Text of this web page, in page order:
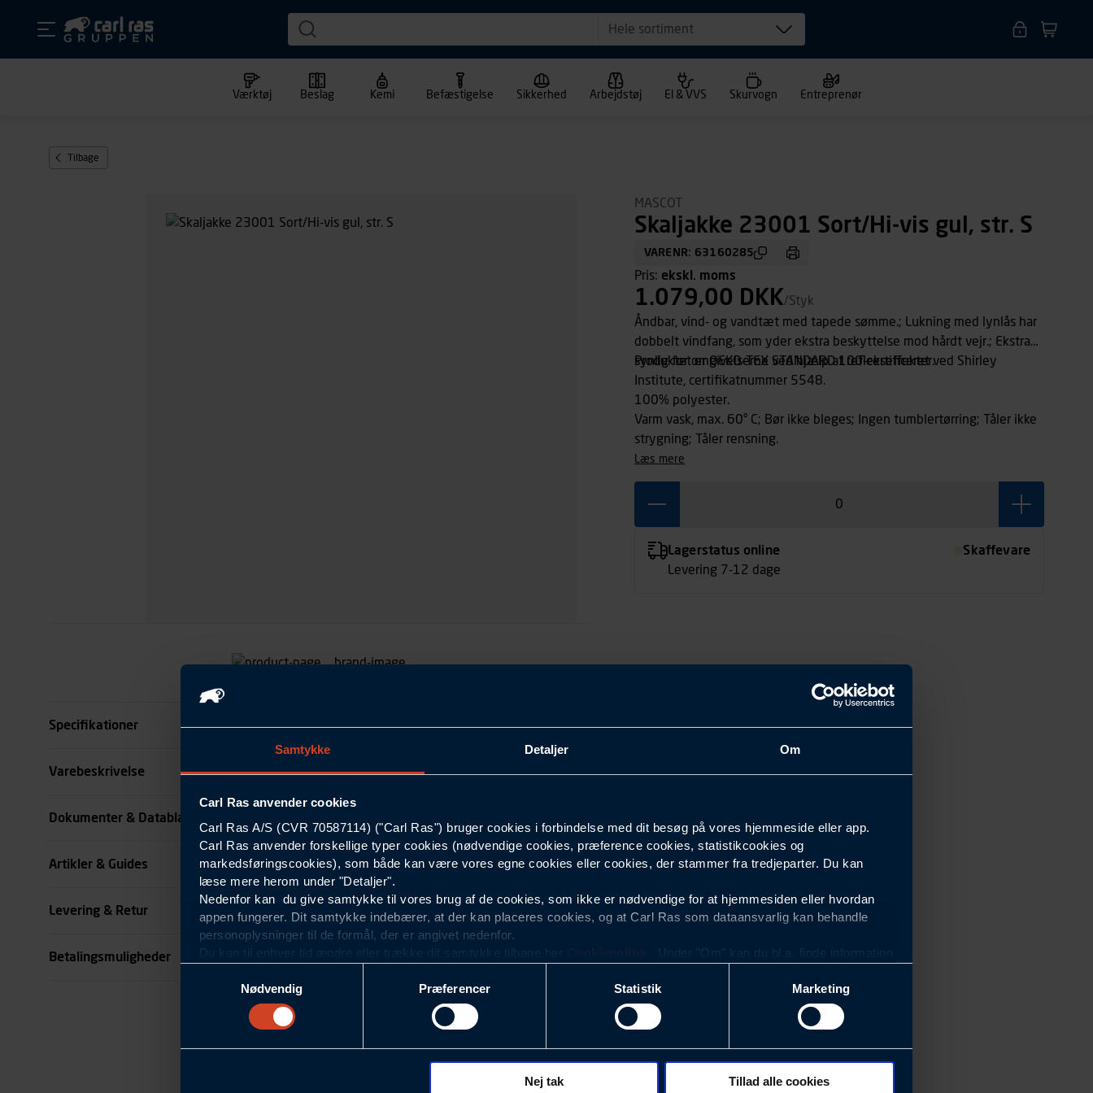
Samtykke Detaljer Om
Carl Ras anvender cookies
Carl Ras A/S (CVR 70587114) ("Carl Ras") bruger cookies i forbindelse med dit besøg på vores hjemmeside eller app.
Carl Ras anvender forskellige typer cookies (nødvendige cookies, præference cookies, statistikcookies og
markedsføringscookies), som både kan være vores egne cookies eller cookies, der stammer fra tredjeparter. Du kan
læse mere herom under "Detaljer".
Nedenfor kan du give samtykke til vores brug af de cookies, som ikke er nødvendige for at hjemmesiden eller hvordan
appen fungerer. Dit samtykke indebærer, at der kan placeres cookies, og at Carl Ras som dataansvarlig kan behandle
personoplysninger til de formål, der er angivet nedenfor.
Du kan til enhver tid ændre eller trække dit samtykke tilbage her
. Under "Om" kan du bl.a. finde information
Statistikcookies
Carl Ras anvender statistikcookies med det formål at optimere design, brugervenlighed og effektiviteten af vores
hjemmeside og apps, herunder analyser af, hvilke oplysninger der er mest populære, og som derfor skal være nemme at
færden på siderne, tidspunkt, hvad der klikkes på, sider/indhold der besøges, browsertype, søgeord, IP-adresse,
informationer om enhedstype (computer, smartphone mv.) samt de features, der anvendes.
Nødvendig
Præferencer Statistik Marketing
Nej tak Tillad alle cookies
Hele sortiment
Værktøj Beslag Kemi Befæstigelse Sikkerhed Arbejdstøj El & VVS Skurvogn Entreprenør
Tilbage
Specifikationer
Størrelse
Unisex
se all specifikationer
Varebeskrivelse
Dokumenter & Datablade
Artikler & Guides
Levering & Retur
Betalingsmuligheder
MASCOT
Skaljakke 23001 Sort/Hi-vis gul, str. S
VARENR: 63160285
Pris: ekskl. moms
1.079,00 DKK/Styk
Åndbar, vind- og vandtæt med tapede sømme.; Lukning med lynlås har
dobbelt vindfang, som yder ekstra beskyttelse mod hårdt vejr.; Ekstra
synlig for omgivelserne ved hjælp af reflekseffekter.
Produktet er OEKO-TEX STANDARD 100-certificeret ved Shirley
Institute, certifikatnummer 5548.
100% polyester.
Varm vask, max. 60° C; Bør ikke bleges; Ingen tumblertørring; Tåler ikke
strygning; Tåler rensning.
læs mere
Lagerstatus online
Levering 7-12 dage
Skaffevare